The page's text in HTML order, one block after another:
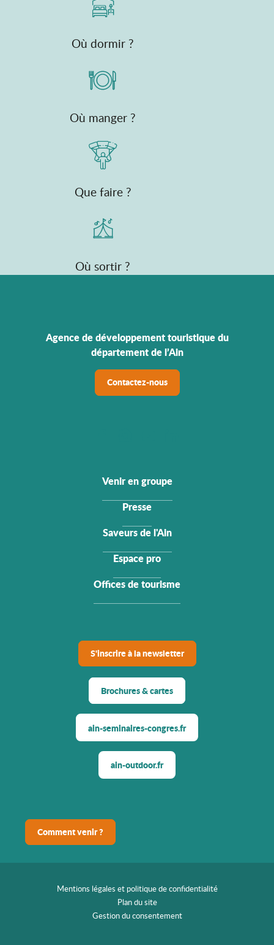
Où dormir ?
Où manger ?
Que faire ?
Où sortir ?
Agence de développement touristique du
département de l’Ain
Contactez-nous
Venir en groupe
Presse
Saveurs de l'Ain
Espace pro
Offices de tourisme
S'inscrire à la newsletter
Brochures & cartes
ain-seminaires-congres.fr
ain-outdoor.fr
Comment venir ?
Mentions légales et politique de confidentialité
Plan du site
Gestion du consentement